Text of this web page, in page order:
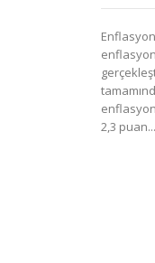
Enflasyon
2,3 puan...